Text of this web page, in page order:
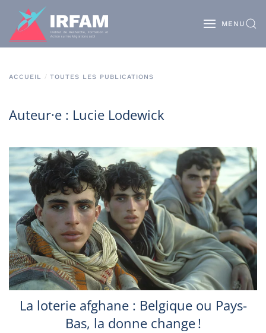
MENU
ACCUEIL TOUTES LES PUBLICATIONS
Auteur·e : Lucie Lodewick
La loterie afghane : Belgique ou Pays-
Bas, la donne change !